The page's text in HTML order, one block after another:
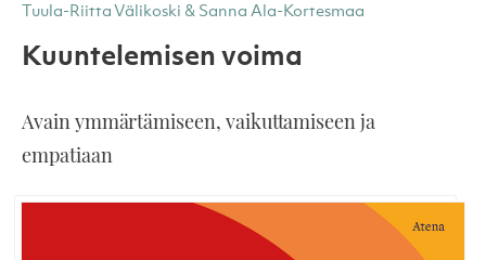
Tuula-Riitta Välikoski & Sanna Ala-Kortesmaa
Kuuntelemisen voima
Avain ymmärtämiseen, vaikuttamiseen ja
empatiaan